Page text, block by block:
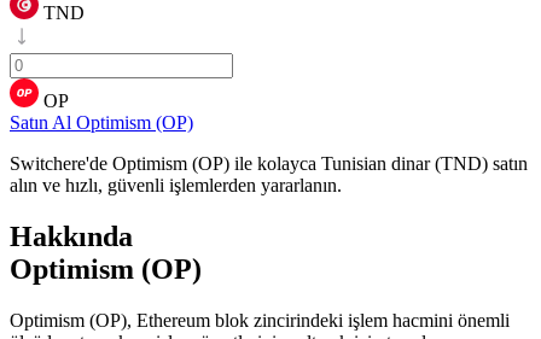
TND
OP
Satın Al Optimism (OP)
Switchere'de Optimism (OP) ile kolayca Tunisian dinar (TND) satın
alın ve hızlı, güvenli işlemlerden yararlanın.
Hakkında
Optimism (OP)
Optimism (OP), Ethereum blok zincirindeki işlem hacmini önemli